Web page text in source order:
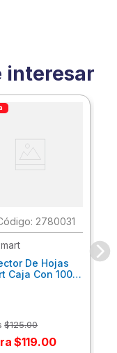
interesar
: 2780031
De Hojas
Caja Con 100
$125.00
$119.00